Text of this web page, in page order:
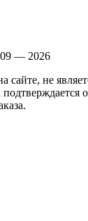
— 2026
сайте, не